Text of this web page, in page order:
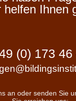
helfen Ihnen
(0) 173 46
an oder senden Sie